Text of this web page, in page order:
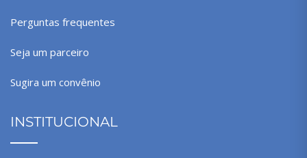
Perguntas frequentes
Seja um parceiro
Sugira um convênio
INSTITUCIONAL